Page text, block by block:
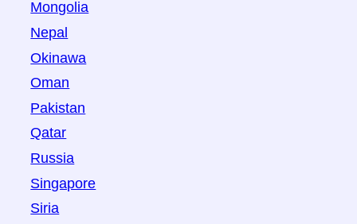
Mongolia
Nepal
Okinawa
Oman
Pakistan
Qatar
Russia
Singapore
Siria